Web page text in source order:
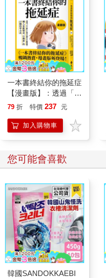
一本書終結你的拖延症
【漫畫版】：透過「小
行動」打開大腦的行動
「行動派」的37個科
學方法
79 折 特價 237 元
加入購物車
您可能會喜歡
韓國SANDOKKAEBI